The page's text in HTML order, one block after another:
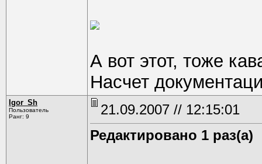
А вот этот, тоже
Насчет
Igor_Sh
Пользователь
Ранг: 9
21.09.2007 // 12:15:01
Редактировано 1 раз(а)